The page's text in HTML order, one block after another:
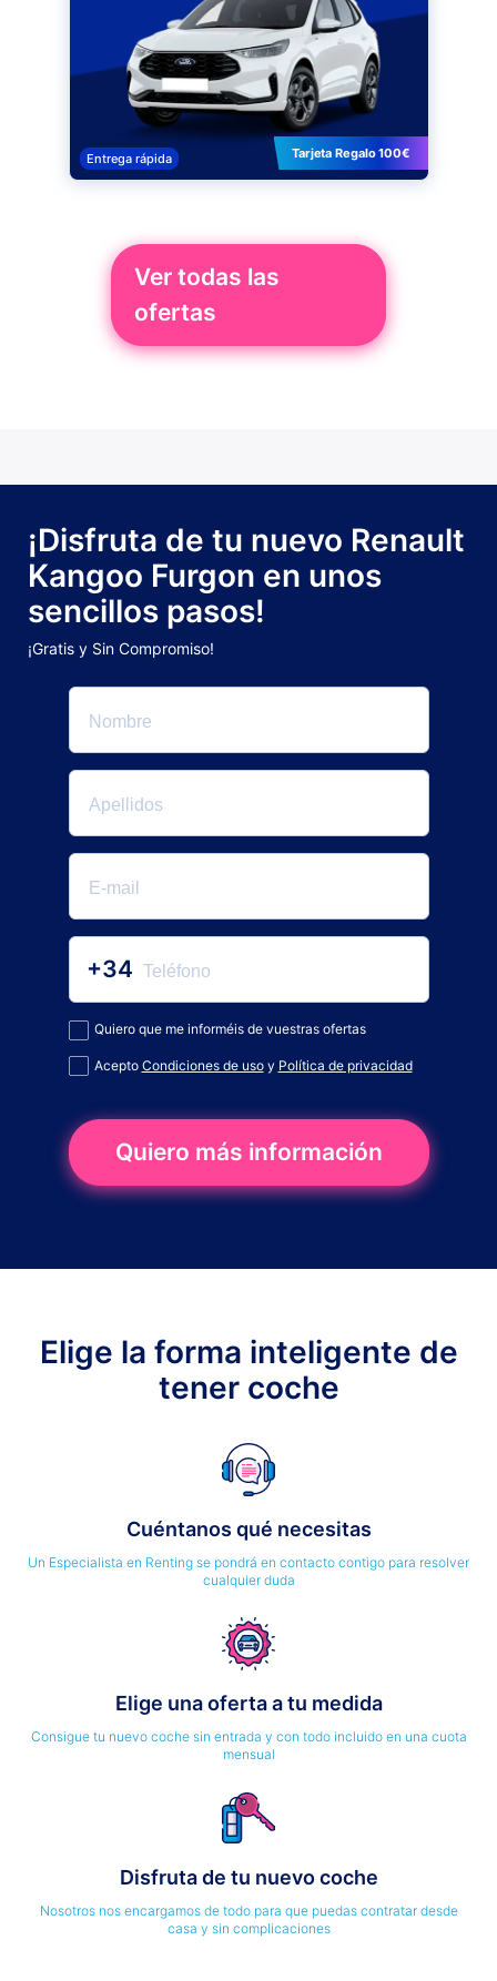
Entrega rápida Tarjeta Regalo 100€
Ver todas las
ofertas
¡Disfruta de tu nuevo Renault
Kangoo Furgon en unos
sencillos pasos!
¡Gratis y Sin Compromiso!
+34
Quiero que me informéis de vuestras ofertas
Acepto Condiciones de usoy Política de privacidad
Quiero más información
Elige la forma inteligente de
tener coche
Cuéntanos qué necesitas
Un Especialista en Renting se pondrá en contacto contigo para resolver
cualquier duda
Elige una oferta a tu medida
Consigue tu nuevo coche sin entrada y con todo incluido en una cuota
mensual
Disfruta de tu nuevo coche
Nosotros nos encargamos de todo para que puedas contratar desde
casa y sin complicaciones